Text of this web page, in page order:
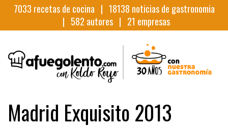
7033 recetas de cocina | 18138 noticias de gastronomia
| 582 autores | 21 empresas
Madrid Exquisito 2013